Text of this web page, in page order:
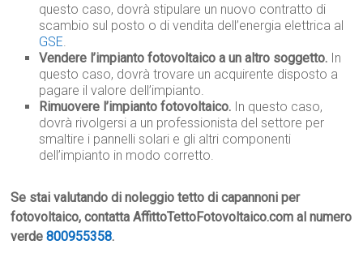
questo caso, dovrà stipulare un nuovo contratto di
scambio sul posto o di vendita dell’energia elettrica al
GSE.
Vendere l’impianto fotovoltaico a un altro soggetto. In
questo caso, dovrà trovare un acquirente disposto a
pagare il valore dell’impianto.
Rimuovere l’impianto fotovoltaico. In questo caso,
dovrà rivolgersi a un professionista del settore per
smaltire i pannelli solari e gli altri componenti
dell’impianto in modo corretto.
Se stai valutando di noleggio tetto di capannoni per
fotovoltaico, contatta AffittoTettoFotovoltaico.com al numero
verde800955358.